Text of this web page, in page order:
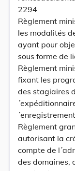
2294
Règlement
les modalités
ayant pour
sous forme de
Règlement
fixant les
des stagiaires
Règlement
autorisant la
compte de
des domaines,